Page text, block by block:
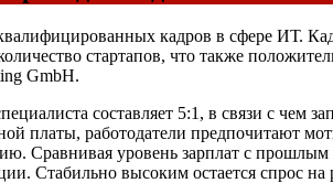
кадров в сфере ИТ.
стартапов, что также
GmbH.
составляет 5:1, в связи с чем
платы, работодатели предпочитают
Сравнивая уровень зарплат с
Стабильно высоким остается спрос